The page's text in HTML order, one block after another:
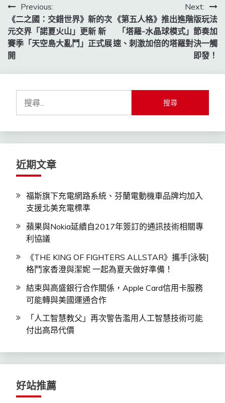
文
章
導
覽
Previous:
《二之國：交錯世界》新的次
元交界「諾夏火山」更新 新
賽季「天空島大亂鬥」正式展
開
Next:
《第五人格》推出進階版玩法
「塔羅-水晶球模式」節奏加
速、刺激加倍的塔羅對決一觸
即發！
鍵
字:
近期文章
福斯旗下充電網路系統、芬蘭電動機車品牌均加入
支援北美充電標準
蘋果與Nokia延續自2017年簽訂的通訊技術相關專
利協議
《THE KING OF FIGHTERS ALLSTAR》攜手[泳裝]
格鬥家香澄與潔妮 一起為夏天做好準備！
結束與高盛銀行合作關係，Apple Card信用卡服務
可能轉與美國運通合作
「人工智慧教父」再次警告濫用人工智慧技術可能
付出高昂代價
好站推薦